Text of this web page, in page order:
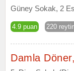
Güney Sokak, 2
4.9 puan 220
Damla